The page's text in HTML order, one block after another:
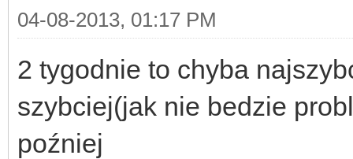
04-08-2013, 01:17 PM
2 tygodnie to chyba
szybciej(jak nie bedzie
poźniej